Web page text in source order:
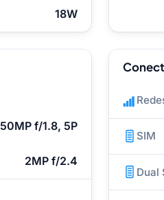
18W
50MP f/1.8, 5P
2MP f/2.4
SIM
Dual